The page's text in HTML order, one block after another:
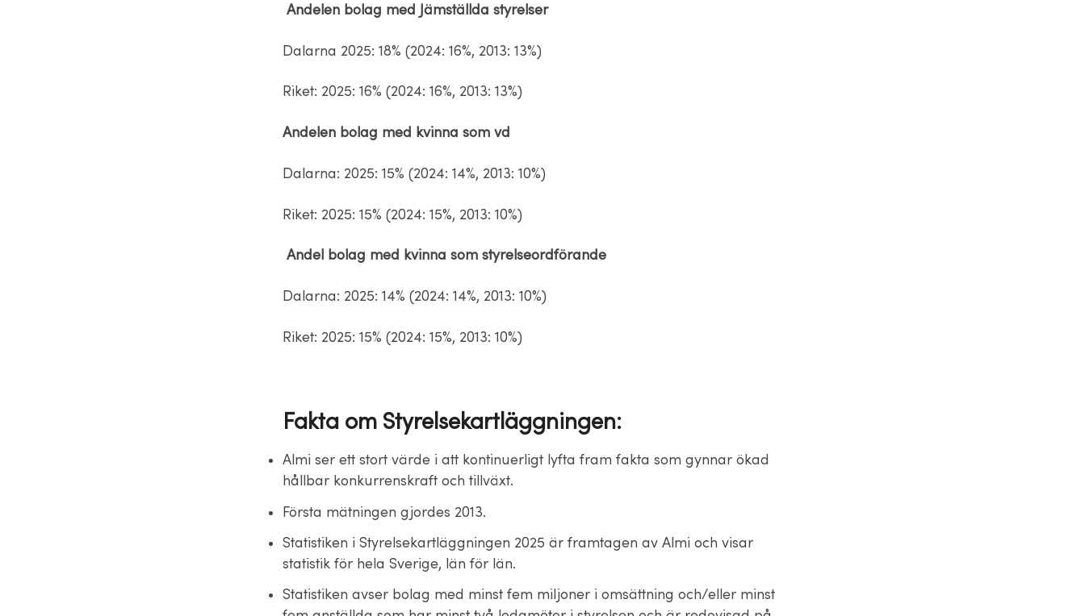
Andelen bolag med Jämställda styrelser
Dalarna 2025: 18% (2024: 16%, 2013: 13%)
Riket: 2025: 16% (2024: 16%, 2013: 13%)
Andelen bolag med kvinna som vd
Dalarna: 2025: 15% (2024: 14%, 2013: 10%)
Riket: 2025: 15% (2024: 15%, 2013: 10%)
Andel bolag med kvinna som styrelseordförande
Dalarna: 2025: 14% (2024: 14%, 2013: 10%)
Riket: 2025: 15% (2024: 15%, 2013: 10%)
Fakta om Styrelsekartläggningen:
Almi ser ett stort värde i att kontinuerligt lyfta fram fakta som gynnar ökad
hållbar konkurrenskraft och tillväxt.
Första mätningen gjordes 2013.
Statistiken i Styrelsekartläggningen 2025 är framtagen av Almi och visar
statistik för hela Sverige, län för län.
Statistiken avser bolag med minst fem miljoner i omsättning och/eller minst